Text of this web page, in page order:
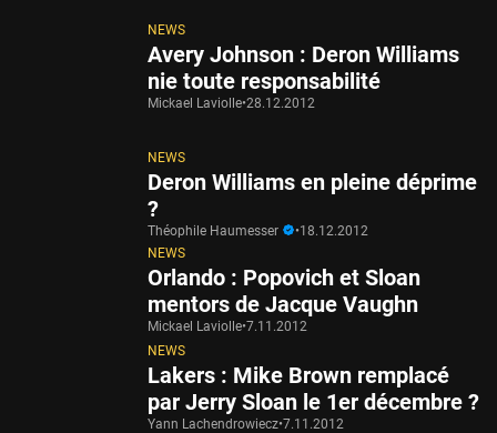
NEWS
Avery Johnson : Deron Williams
nie toute responsabilité
Mickael Laviolle•28.12.2012
NEWS
Deron Williams en pleine déprime
?
Théophile Haumesser •18.12.2012
NEWS
Orlando : Popovich et Sloan
mentors de Jacque Vaughn
Mickael Laviolle•7.11.2012
NEWS
Lakers : Mike Brown remplacé
par Jerry Sloan le 1er décembre ?
Yann Lachendrowiecz•7.11.2012